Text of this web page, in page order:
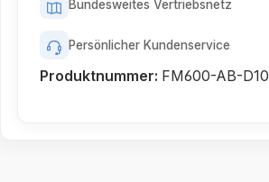
Bundesweites Vertriebsnetz
Persönlicher Kundenservice
Produktnummer: FM600-AB-D10